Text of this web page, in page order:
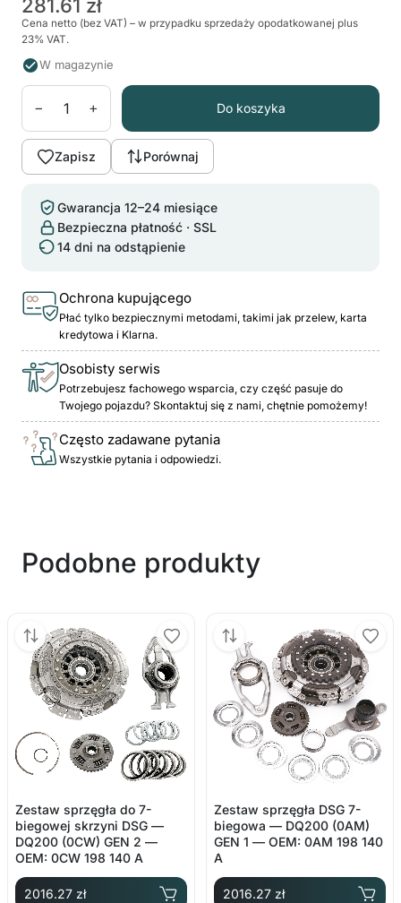
281.61 zł
Cena netto (bez VAT) – w przypadku sprzedaży opodatkowanej plus
23% VAT.
W magazynie
− + Do koszyka
Zapisz Porównaj
Gwarancja 12–24 miesiące
Bezpieczna płatność · SSL
14 dni na odstąpienie
Ochrona kupującego
Płać tylko bezpiecznymi metodami, takimi jak przelew, karta
kredytowa i Klarna.
Osobisty serwis
Potrzebujesz fachowego wsparcia, czy część pasuje do
Twojego pojazdu? Skontaktuj się z nami, chętnie pomożemy!
Często zadawane pytania
Wszystkie pytania i odpowiedzi.
Podobne produkty
Zestaw sprzęgła do 7-
biegowej skrzyni DSG —
DQ200 (0CW) GEN 2 —
OEM: 0CW 198 140 A
2016.27 zł
Zestaw sprzęgła DSG 7-
biegowa — DQ200 (0AM)
GEN 1 — OEM: 0AM 198 140
A
2016.27 zł